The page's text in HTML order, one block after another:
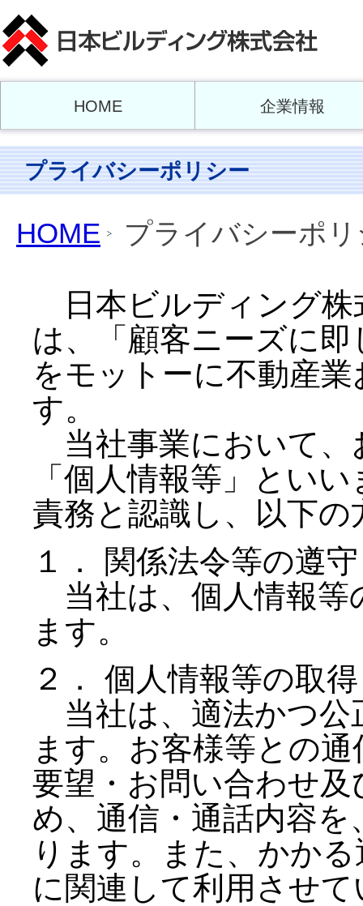
HOME 企業情報
プライバシーポリシー
HOME プライバシーポ
日本ビルディング株
は、「顧客ニーズに
をモットーに不動産
す。
当社事業において、
「個人情報等」とい
責務と認識し、以下
１． 関係法令等の遵守
当社は、個人情報等
ます。
２． 個人情報等の取得
当社は、適法かつ公
ます。お客様等との
要望・お問い合わせ
め、通信・通話内容
ります。また、かか
に関連して利用させ